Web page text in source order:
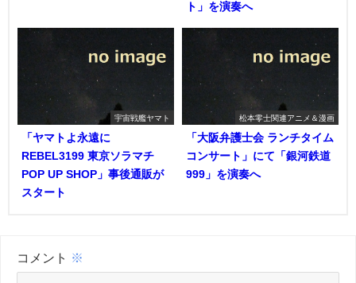
ト」を演奏へ
宇宙戦艦ヤマト
「ヤマトよ永遠に
REBEL3199 東京ソラマチ
POP UP SHOP」事後通販が
スタート
松本零士関連アニメ＆漫画
「大阪弁護士会 ランチタイム
コンサート」にて「銀河鉄道
999」を演奏へ
コメント ※